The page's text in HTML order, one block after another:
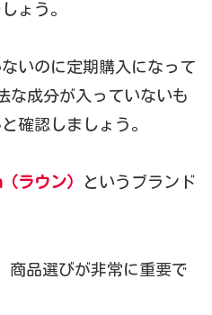
ょう。
いのに定期購入になって
な成分が入っていないも
確認しましょう。
ラウン）
というブランド
商品選びが非常に重要で